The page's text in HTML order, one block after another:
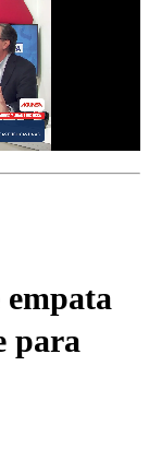
empata
para